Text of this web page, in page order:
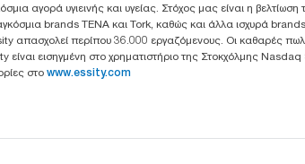
αγορά υγιεινής και υγείας. Στόχος μας είναι η
brands TENA και Tork, καθώς και άλλα ισχυρά
περίπου 36.000 εργαζόμενους. Οι καθαρές
είναι εισηγμένη στο χρηματιστήριο της Στοκχόλμης
στο www.essity.com